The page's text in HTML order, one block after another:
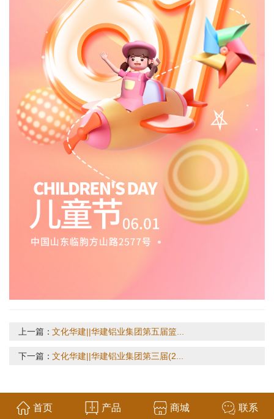
上一篇：文化华建||华建铝业集团第五届篮...
下一篇：文化华建||华建铝业集团第三届(2...
首页 产品 商城 联系